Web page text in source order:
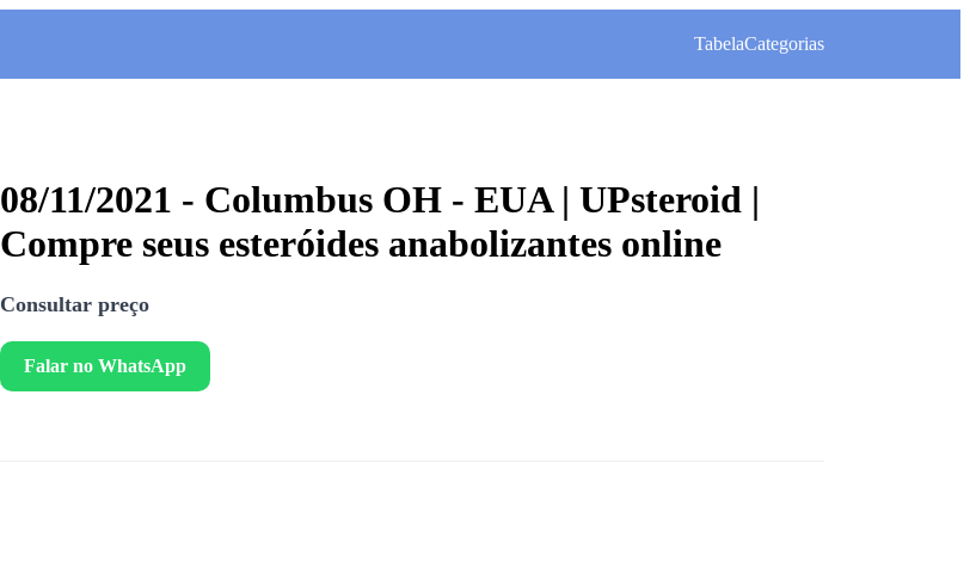
TabelaCategorias
08/11/2021 - Columbus OH - EUA | UPsteroid |
Compre seus esteróides anabolizantes online
Consultar preço
Falar no WhatsApp